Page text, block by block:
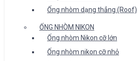
Ống nhòm dạng thẳng (Roof)
ỐNG NHÒM NIKON
Ống nhòm Nikon cỡ lớn
Ống nhòm nikon cỡ nhỏ